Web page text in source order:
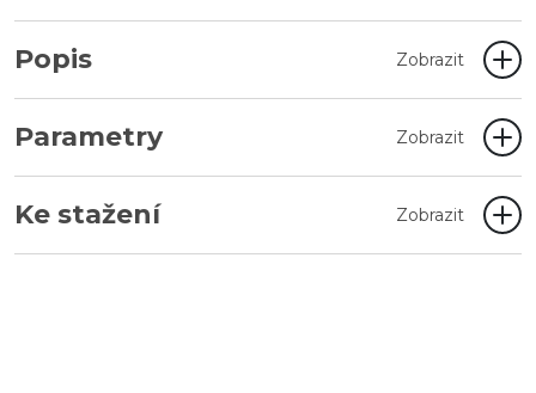
Popis Zobrazit
Parametry Zobrazit
Ke stažení Zobrazit